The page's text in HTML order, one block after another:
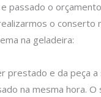
passado o
o conserto
na geladeira:
prestado e da peça a
na mesma hora. O